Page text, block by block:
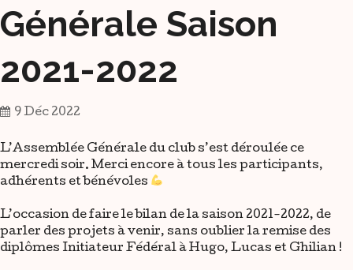
Générale Saison
2021-2022
9 Déc 2022
L’Assemblée Générale du club s’est déroulée ce
mercredi soir. Merci encore à tous les participants,
adhérents et bénévoles
L’occasion de faire le bilan de la saison 2021-2022, de
parler des projets à venir, sans oublier la remise des
diplômes Initiateur Fédéral à Hugo, Lucas et Ghilian !